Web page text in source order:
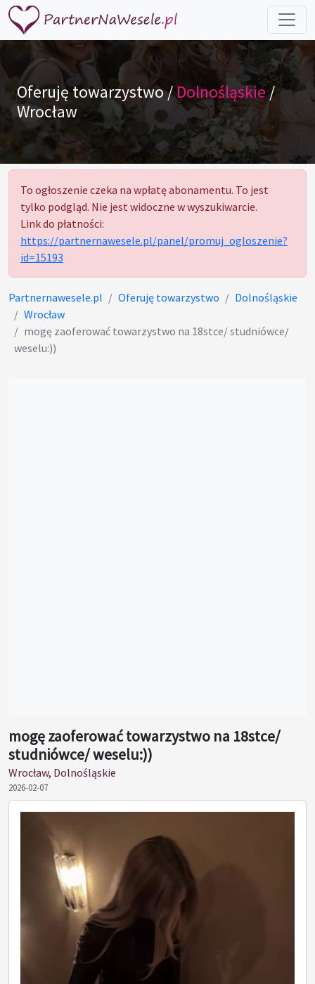
Oferuję towarzystwo /Dolnośląskie/
Wrocław
To ogłoszenie czeka na wpłatę abonamentu. To jest
tylko podgląd. Nie jest widoczne w wyszukiwarcie.
Link do płatności:
https://partnernawesele.pl/panel/promuj_ogloszenie?
id=15193
Partnernawesele.pl Oferuję towarzystwo
Dolnośląskie
Wrocław
mogę zaoferować towarzystwo na 18stce/ studniówce/
weselu:))
mogę zaoferować towarzystwo na 18stce/
studniówce/ weselu:))
Wrocław, Dolnośląskie
2026-02-07